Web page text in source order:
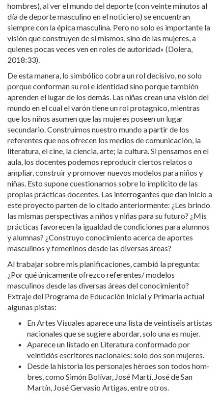
hombres), al ver el mundo del deporte (con veinte minutos al
día de deporte masculino en el noticiero) se encuentran
siempre con la épica masculina. Pero no solo es importante la
visión que construyen de sí mismos, sino de las mujeres, a
quienes pocas veces ven en roles de autoridad» (Dolera,
2018:33).
De esta manera, lo simbólico cobra un rol decisivo, no solo
porque conforman su rol e identidad sino porque también
aprenden el lugar de los demás. Las niñas crean una visión del
mundo en el cual el varón tiene un rol protagnico, mientras
que los niños asumen que las mujeres poseen un lugar
secundario. Construimos nuestro mundo a partir de los
referentes que nos ofrecen los medios de comunicación, la
literatura, el cine, la ciencia, arte; la cultura. Si pensamos en el
aula, los docentes podemos reproducir ciertos relatos o
ampliar, construir y promover nuevos modelos para niños y
niñas. Esto supone cuestionarnos sobre lo implícito de las
propias prácticas docentes. Las interrogantes que dan inicio a
este proyecto parten de lo citado anteriormente: ¿Les brindo
las mismas perspectivas a niños y niñas para su futuro? ¿Mis
prácticas favorecen la igualdad de condiciones para alumnos
y alumnas? ¿Construyo conocimiento acerca de aportes
masculinos y femeninos desde las diversas áreas?
Al trabajar sobre mis planificaciones, cambió la pregunta:
¿Por qué únicamente ofrezco referentes/ modelos
masculinos desde las diversas áreas del conocimiento?
Extraje del Programa de Educación Inicial y Primaria actual
algunas pistas:
En Artes Visuales aparece una lista de veintiséis artistas
nacionales que se sugiere abordar, solo una es mujer.
Aparece un listado en Literatura conformado por
veintidós escritores nacionales: solo dos son mujeres.
Desde la historia los personajes héroes son todos hom-
bres, como Simón Bolívar, José Martí, José de San
Martín, José Gervasio Artigas, entre otros.